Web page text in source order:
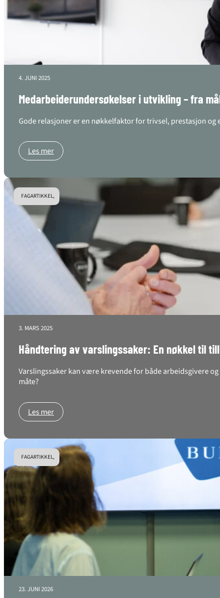
4. JUNI 2025
Medarbeiderundersøkelser i utvikling – fra
Gode relasjoner er en nøkkelfaktor for trivsel, prestasjon
Les mer
FAGARTIKKEL,
3. MARS 2025
Håndtering av varslingssaker: En nøkkel til
Varslingssaker kan være krevende for både arbeidsgivere
måte?
Les mer
FAGARTIKKEL,
23. JUNI 2026